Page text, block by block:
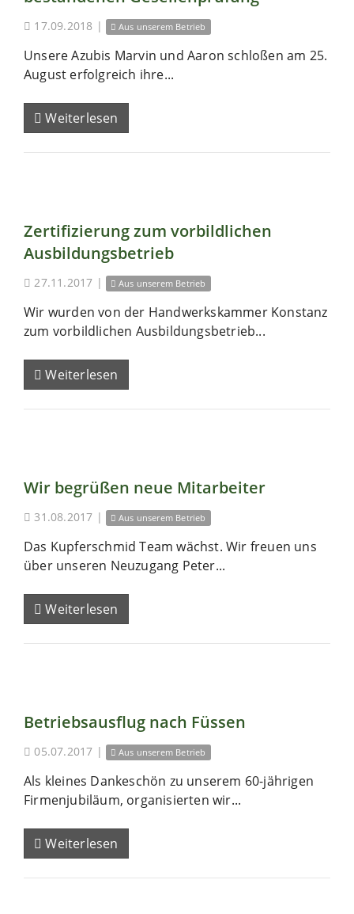
17.09.2018 | Aus unserem Betrieb
Unsere Azubis Marvin und Aaron schloßen am 25.
August erfolgreich ihre...
Weiterlesen
Zertifizierung zum vorbildlichen
Ausbildungsbetrieb
27.11.2017 | Aus unserem Betrieb
Wir wurden von der Handwerkskammer Konstanz
zum vorbildlichen Ausbildungsbetrieb...
Weiterlesen
Wir begrüßen neue Mitarbeiter
31.08.2017 | Aus unserem Betrieb
Das Kupferschmid Team wächst. Wir freuen uns
über unseren Neuzugang Peter...
Weiterlesen
Betriebsausflug nach Füssen
05.07.2017 | Aus unserem Betrieb
Als kleines Dankeschön zu unserem 60-jährigen
Firmenjubiläum, organisierten wir...
Weiterlesen